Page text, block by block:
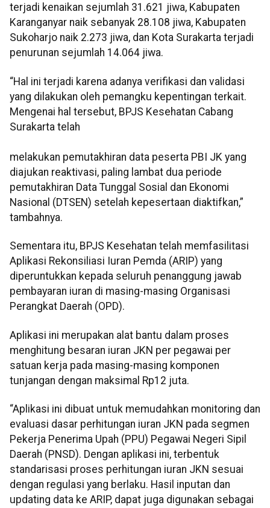
terjadi kenaikan sejumlah 31.621 jiwa, Kabupaten
Karanganyar naik sebanyak 28.108 jiwa, Kabupaten
Sukoharjo naik 2.273 jiwa, dan Kota Surakarta terjadi
penurunan sejumlah 14.064 jiwa.
“Hal ini terjadi karena adanya verifikasi dan validasi
yang dilakukan oleh pemangku kepentingan terkait.
Mengenai hal tersebut, BPJS Kesehatan Cabang
Surakarta telah
melakukan pemutakhiran data peserta PBI JK yang
diajukan reaktivasi, paling lambat dua periode
pemutakhiran Data Tunggal Sosial dan Ekonomi
Nasional (DTSEN) setelah kepesertaan diaktifkan,”
tambahnya.
Sementara itu, BPJS Kesehatan telah memfasilitasi
Aplikasi Rekonsiliasi Iuran Pemda (ARIP) yang
diperuntukkan kepada seluruh penanggung jawab
pembayaran iuran di masing-masing Organisasi
Perangkat Daerah (OPD).
Aplikasi ini merupakan alat bantu dalam proses
menghitung besaran iuran JKN per pegawai per
satuan kerja pada masing-masing komponen
tunjangan dengan maksimal Rp12 juta.
“Aplikasi ini dibuat untuk memudahkan monitoring dan
evaluasi dasar perhitungan iuran JKN pada segmen
Pekerja Penerima Upah (PPU) Pegawai Negeri Sipil
Daerah (PNSD). Dengan aplikasi ini, terbentuk
standarisasi proses perhitungan iuran JKN sesuai
dengan regulasi yang berlaku. Hasil inputan dan
updating data ke ARIP, dapat juga digunakan sebagai